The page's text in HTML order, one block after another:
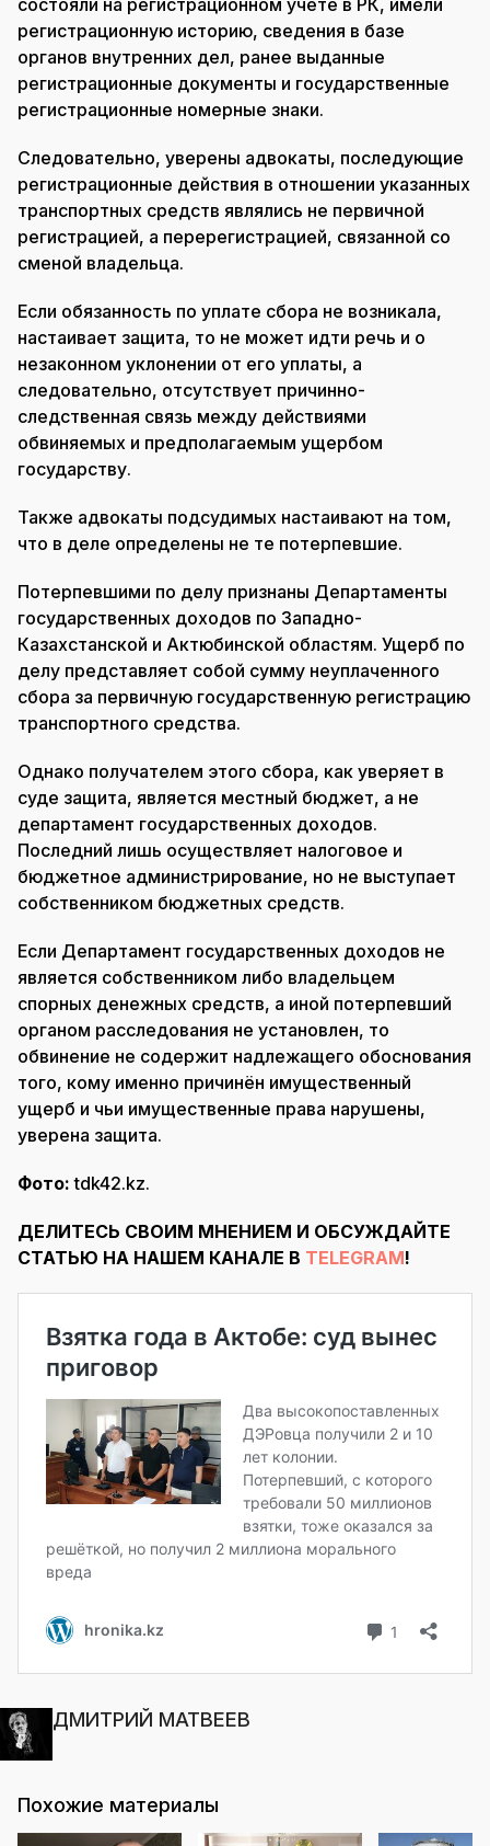
регистрационную историю, сведения в базе
органов внутренних дел, ранее выданные
регистрационные документы и государственные
регистрационные номерные знаки.
Следовательно, уверены адвокаты, последующие
регистрационные действия в отношении указанных
транспортных средств являлись не первичной
регистрацией, а перерегистрацией, связанной со
сменой владельца.
Если обязанность по уплате сбора не возникала,
настаивает защита, то не может идти речь и о
незаконном уклонении от его уплаты, а
следовательно, отсутствует причинно-
следственная связь между действиями
обвиняемых и предполагаемым ущербом
государству.
Также адвокаты подсудимых настаивают на том,
что в деле определены не те потерпевшие.
Потерпевшими по делу признаны Департаменты
государственных доходов по Западно-
Казахстанской и Актюбинской областям. Ущерб по
делу представляет собой сумму неуплаченного
сбора за первичную государственную регистрацию
транспортного средства.
Однако получателем этого сбора, как уверяет в
суде защита, является местный бюджет, а не
департамент государственных доходов.
Последний лишь осуществляет налоговое и
бюджетное администрирование, но не выступает
собственником бюджетных средств.
Если Департамент государственных доходов не
является собственником либо владельцем
спорных денежных средств, а иной потерпевший
органом расследования не установлен, то
обвинение не содержит надлежащего обоснования
того, кому именно причинён имущественный
ущерб и чьи имущественные права нарушены,
уверена защита.
Фото: tdk42.kz.
ДЕЛИТЕСЬ СВОИМ МНЕНИЕМ И ОБСУЖДАЙТЕ
СТАТЬЮ НА НАШЕМ КАНАЛЕ В TELEGRAM!
ДМИТРИЙ МАТВЕЕВ
Похожие материалы